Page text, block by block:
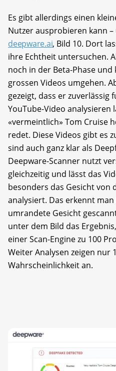
Es gibt allerdings einen
Nutzer ausprobieren kann
deepware.ai, Bild 10. Dort
ihre Echtheit untersuchen.
noch in der Beta-Phase
grossen Videos umgehen.
gezeigt, dass er
YouTube-Video analysieren
«vermeintlich» Tom Cruise
redet. Diese Videos gibt es
sind auch ganz klar als
Deepware-Scanner nutzt
gleichzeitig und lässt das
besonders das Gesicht von
analysiert. Das erkennt
umrandete Gesicht
unter dem Bild das
einer Scan-Engine zu 100
Weiter Analysen zeigen nur
Wahrscheinlichkeit an.